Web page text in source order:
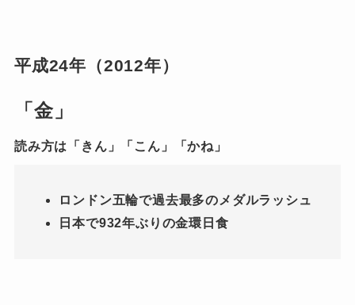
平成24年（2012年）
「金」
読み方は「きん」「こん」「かね」
ロンドン五輪で過去最多のメダルラッシュ
日本で932年ぶりの金環日食